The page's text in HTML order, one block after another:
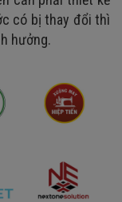
có bị thay đổi thì
hưởng.